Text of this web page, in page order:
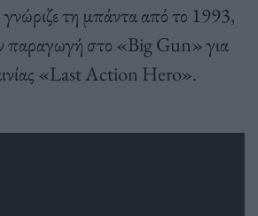
γνώριζε τη μπάντα από το 1993,
παραγωγή στο «Big Gun» για
«Last Action Hero».